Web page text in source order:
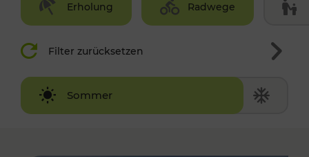
Erholung Radwege
Filter zurücksetzen
Sommer
Winter